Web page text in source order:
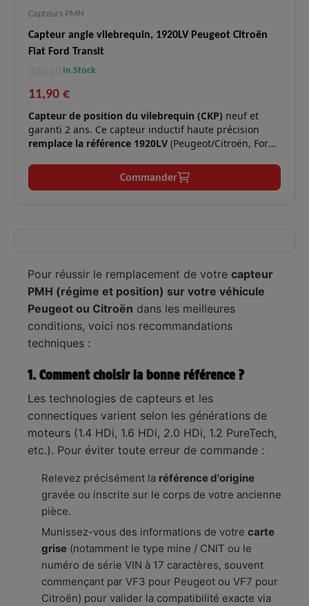
Capteurs PMH
Capteur angle vilebrequin, 1920LV Peugeot Citroën
Fiat Ford Transit
In Stock
11,90 €
Capteur de position du vilebrequin (CKP) neuf et
garanti 2 ans. Ce capteur inductif haute précision
remplace la référence 1920LV (Peugeot/Citroën, Ford
la synchronisation de l'injection et de l'allumage sur
les moteurs diesel et essence.
résolus :
puissance.
✅
Technologie
:
Mesure précise de la position et de la
vitesse de rotation du vilebrequin.
✅
Logistique
:
En stock, expédition immédiate,
Commander
Pour réussir le remplacement de votre capteur
PMH (régime et position) sur votre véhicule
Peugeot ou Citroën dans les meilleures
conditions, voici nos recommandations
techniques :
1. Comment choisir la bonne référence ?
Les technologies de capteurs et les
connectiques varient selon les générations de
moteurs (1.4 HDi, 1.6 HDi, 2.0 HDi, 1.2 PureTech,
etc.). Pour éviter toute erreur de commande :
Relevez précisément la référence d'origine
gravée ou inscrite sur le corps de votre ancienne
pièce.
Munissez-vous des informations de votre carte
grise (notamment le type mine / CNIT ou le
numéro de série VIN à 17 caractères, souvent
commençant par VF3 pour Peugeot ou VF7 pour
Citroën) pour valider la compatibilité exacte via